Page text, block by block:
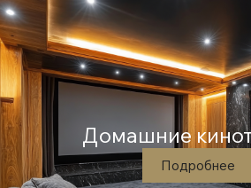
Домашние
Подробнее